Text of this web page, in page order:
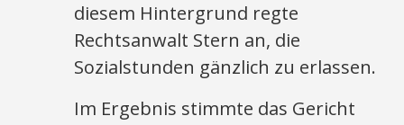
diesem Hintergrund regte
Rechtsanwalt Stern an, die
Sozialstunden gänzlich zu erlassen.
Im Ergebnis stimmte das Gericht